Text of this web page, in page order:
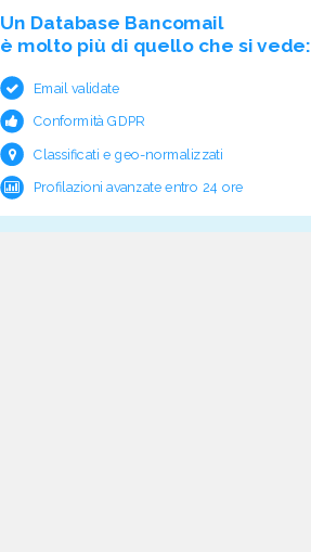
Un Database Bancomail
è molto più di quello che si vede:
Email validate
Conformità GDPR
Classificati e geo-normalizzati
Profilazioni avanzate entro 24 ore